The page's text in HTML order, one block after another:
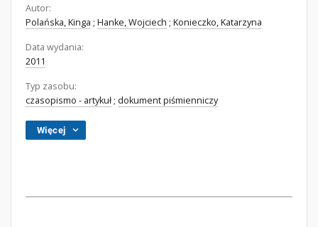
Autor:
Polańska, Kinga ; Hanke, Wojciech ; Konieczko, Katarzyna
Data wydania:
2011
Typ zasobu:
czasopismo - artykuł ; dokument piśmienniczy
Więcej